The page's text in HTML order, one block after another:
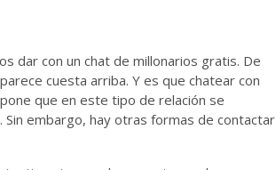
dar con un chat de millonarios gratis. De
cuesta arriba. Y es que chatear con
que en este tipo de relación se
embargo, hay otras formas de contactar